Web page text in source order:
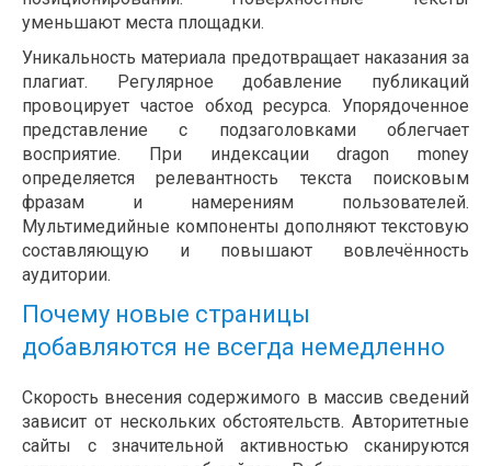
уменьшают места площадки.
Уникальность материала предотвращает наказания за
плагиат. Регулярное добавление публикаций
провоцирует частое обход ресурса. Упорядоченное
представление с подзаголовками облегчает
восприятие. При индексации dragon money
определяется релевантность текста поисковым
фразам и намерениям пользователей.
Мультимедийные компоненты дополняют текстовую
составляющую и повышают вовлечённость
аудитории.
Почему новые страницы
добавляются не всегда немедленно
Скорость внесения содержимого в массив сведений
зависит от нескольких обстоятельств. Авторитетные
сайты с значительной активностью сканируются